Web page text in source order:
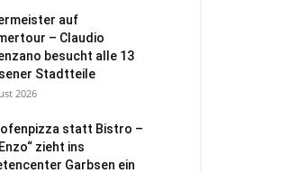
auf
– Claudio
besucht alle 13
Stadtteile
2026
statt Bistro –
zieht ins
Garbsen ein